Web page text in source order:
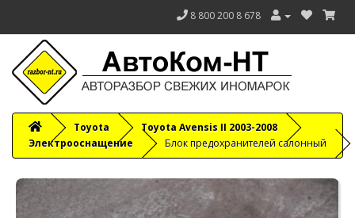
8 800 200 8 678
Toyota
Toyota Avensis II 2003-2008
Электрооснащение
Блок предохранителей салонный